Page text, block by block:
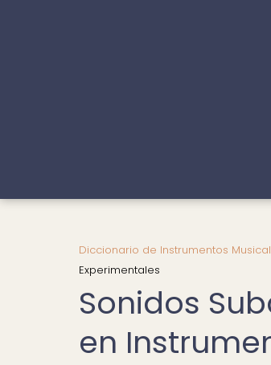
Diccionario de Instrumentos
Experimentales
Sonidos
en